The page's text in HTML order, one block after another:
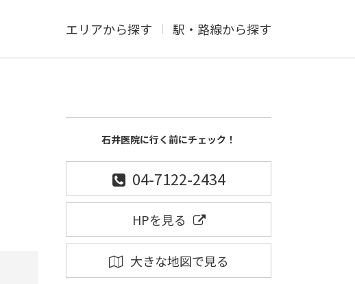
エリアから探す 駅・路線から探す
石井医院に行く前にチェック！
04-7122-2434
HPを見る
大きな地図で見る